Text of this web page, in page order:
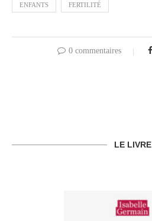
ENFANTS FERTILITÉ
0 commentaires
LE LIVRE